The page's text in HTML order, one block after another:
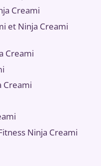
Creami
et Ninja Creami
Creami
Creami
Ninja Creami